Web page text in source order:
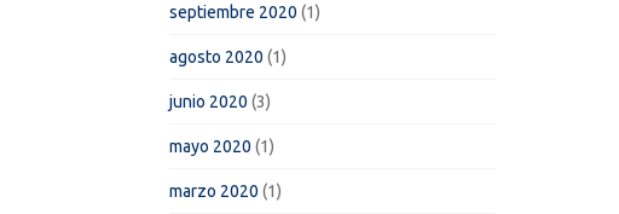
septiembre 2020 (1)
agosto 2020 (1)
junio 2020 (3)
mayo 2020 (1)
marzo 2020 (1)